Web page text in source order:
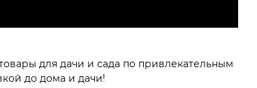
для дачи и сада по привлекательным
до дома и дачи!